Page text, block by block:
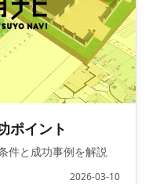
ポイント
件と成功事例を解説
2026-03-10